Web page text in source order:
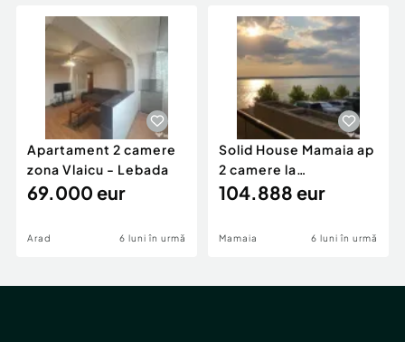
Apartament 2 camere
zona Vlaicu - Lebada
69.000 eur
Arad 6 luni în urmă
Solid House Mamaia ap
2 camere la
cheie,langa Mega
104.888 eur
Mamaia 6 luni în urmă